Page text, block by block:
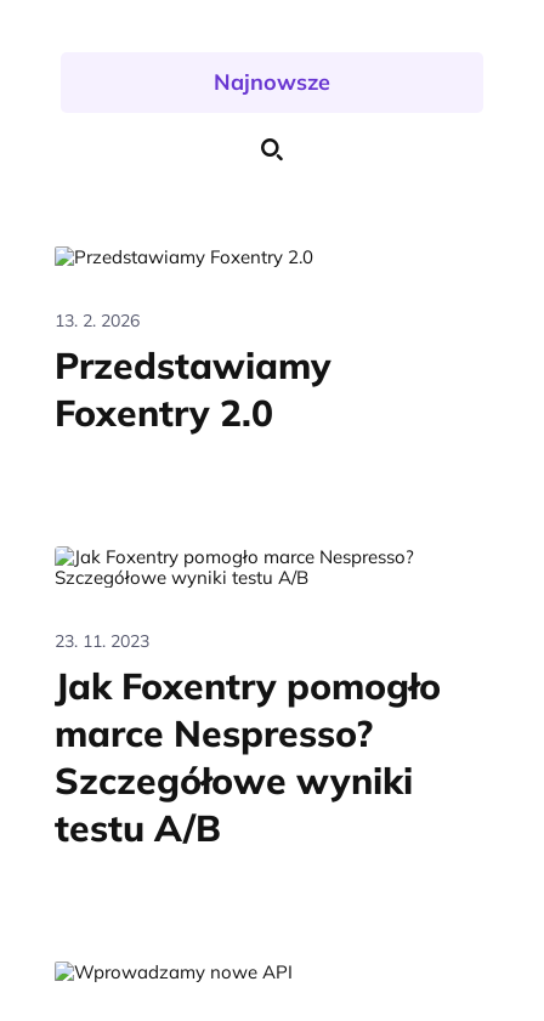
Najnowsze
13. 2. 2026
Przedstawiamy
Foxentry 2.0
23. 11. 2023
Jak Foxentry pomogło
marce Nespresso?
Szczegółowe wyniki
testu A/B